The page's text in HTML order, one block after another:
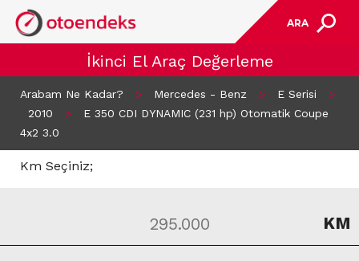
ARA
İkinci El Araç Değerleme
Arabam Ne Kadar? > Mercedes - Benz > E Serisi
>
2010
>
E 350 CDI DYNAMIC (231 hp) Otomatik Coupe
4x2 3.0
Km Seçiniz;
KM